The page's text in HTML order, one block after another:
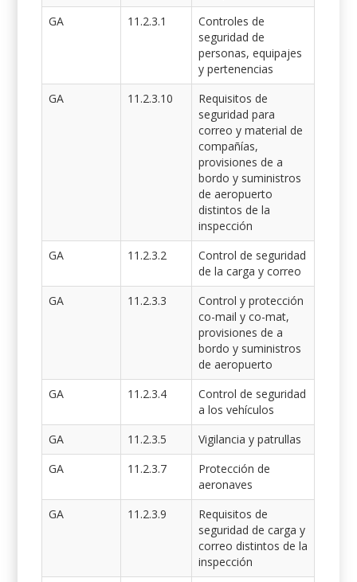
GA
11.2.3.1
Controles de
seguridad de
personas, equipajes
y pertenencias
GA
11.2.3.10
Requisitos de
seguridad para
correo y material de
compañías,
provisiones de a
bordo y suministros
de aeropuerto
distintos de la
inspección
GA
11.2.3.2
Control de seguridad
de la carga y correo
GA
11.2.3.3
Control y protección
co-mail y co-mat,
provisiones de a
bordo y suministros
de aeropuerto
GA
11.2.3.4
Control de seguridad
a los vehículos
GA
11.2.3.5
Vigilancia y patrullas
GA
11.2.3.7
Protección de
aeronaves
GA
11.2.3.9
Requisitos de
seguridad de carga y
correo distintos de la
inspección